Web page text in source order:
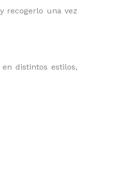
recogerlo una vez
distintos estilos,